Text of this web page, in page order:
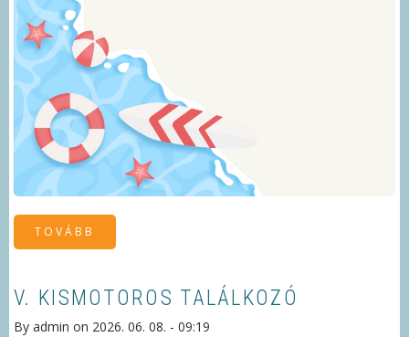
TOVÁBB
KÖNYVTÁR
NYÁRI
V. KISMOTOROS TALÁLKOZÓ
By admin on 2026. 06. 08. - 09:19